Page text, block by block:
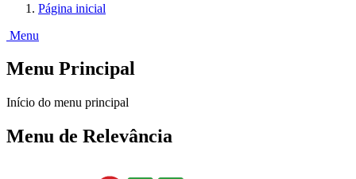
Página inicial
Menu
Menu Principal
Início do menu principal
Menu de Relevância